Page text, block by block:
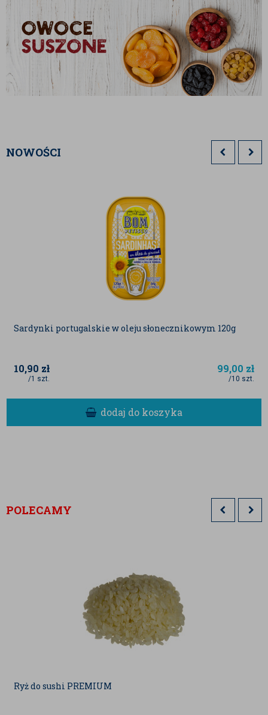
NOWOŚCI
Sardynki portugalskie w oleju słonecznikowym 120g
10,90 zł
/1 szt.
99,00 zł
/10 szt.
dodaj do koszyka
POLECAMY
Ryż do sushi PREMIUM